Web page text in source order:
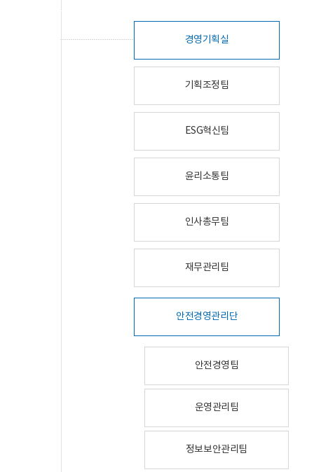
경영기획실
기획조정팀
ESG혁신팀
윤리소통팀
인사총무팀
재무관리팀
안전경영관리단
안전경영팀
운영관리팀
정보보안관리팀